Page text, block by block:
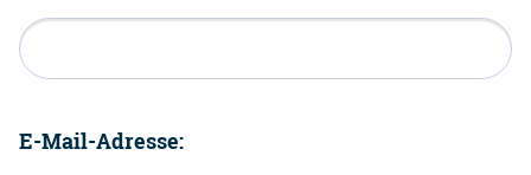
E-Mail-Adresse: